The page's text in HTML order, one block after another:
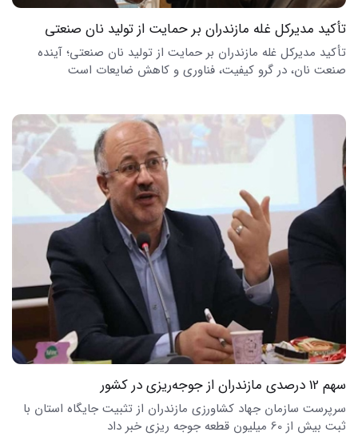
تأکید مدیرکل غله مازندران بر حمایت از تولید نان صنعتی
تأکید مدیرکل غله مازندران بر حمایت از تولید نان صنعتی؛ آینده
صنعت نان، در گرو کیفیت، فناوری و کاهش ضایعات است
سهم 12 درصدی مازندران از جوجه‌ریزی در کشور
سرپرست سازمان جهاد کشاورزی مازندران از تثبیت جایگاه استان با
ثبت بیش از 60 میلیون قطعه جوجه ریزی خبر داد